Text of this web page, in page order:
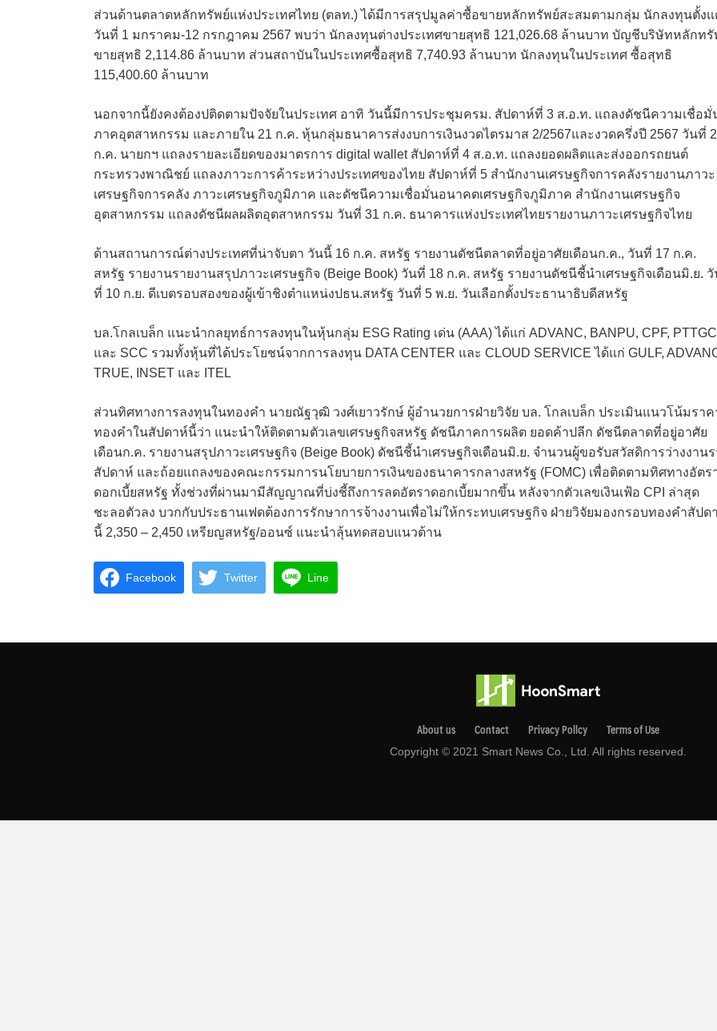
ส่วนด้านตลาดหลักทรัพย์แห่งประเทศไทย (ตลท.) ได้มีการสรุปมูลค่าซื้อขายหลักทรัพย์สะสมตามกลุ่ม นักลงทุนตั้งแ
วันที่ 1 มกราคม-12 กรกฎาคม 2567 พบว่า นักลงทุนต่างประเทศขายสุทธิ 121,026.68 ล้านบาท บัญชีบริษัทหลักทรั
ขายสุทธิ 2,114.86 ล้านบาท ส่วนสถาบันในประเทศซื้อสุทธิ 7,740.93 ล้านบาท นักลงทุนในประเทศ ซื้อสุทธิ
115,400.60 ล้านบาท
นอกจากนี้ยังคงต้องปติดตามปัจจัยในประเทศ อาทิ วันนี้มีการประชุมครม. สัปดาห์ที่ 3 ส.อ.ท. แถลงดัชนีความเชื่อมั่
ภาคอุตสาหกรรม และภายใน 21 ก.ค. หุ้นกลุ่มธนาคารส่งงบการเงินงวดไตรมาส 2/2567และงวดครึ่งปี 2567 วันที่
ก.ค. นายกฯ แถลงรายละเอียดของมาตรการ digital wallet สัปดาห์ที่ 4 ส.อ.ท. แถลงยอดผลิตและส่งออกรถยนต์
กระทรวงพาณิชย์ แถลงภาวะการค้าระหว่างประเทศของไทย สัปดาห์ที่ 5 สำนักงานเศรษฐกิจการคลังรายงานภาวะ
เศรษฐกิจการคลัง ภาวะเศรษฐกิจภูมิภาค และดัชนีความเชื่อมั่นอนาคตเศรษฐกิจภูมิภาค สำนักงานเศรษฐกิจ
อุตสาหกรรม แถลงดัชนีผลผลิตอุตสาหกรรม วันที่ 31 ก.ค. ธนาคารแห่งประเทศไทยรายงานภาวะเศรษฐกิจไทย
ด้านสถานการณ์ต่างประเทศที่น่าจับตา วันนี้ 16 ก.ค. สหรัฐ รายงานดัชนีตลาดที่อยู่อาศัยเดือนก.ค., วันที่ 17 ก.ค.
สหรัฐ รายงานรายงานสรุปภาวะเศรษฐกิจ (Beige Book) วันที่ 18 ก.ค. สหรัฐ รายงานดัชนีชี้นำเศรษฐกิจเดือนมิ.ย.
ที่ 10 ก.ย. ดีเบตรอบสองของผู้เข้าชิงตำแหน่งปธน.สหรัฐ วันที่ 5 พ.ย. วันเลือกตั้งประธานาธิบดีสหรัฐ
บล.โกลเบล็ก แนะนำกลยุทธ์การลงทุนในหุ้นกลุ่ม ESG Rating เด่น (AAA) ได้แก่ ADVANC, BANPU, CPF, PTTGC
และ SCC รวมทั้งหุ้นที่ได้ประโยชน์จากการลงทุน DATA CENTER และ CLOUD SERVICE ได้แก่ GULF,
TRUE, INSET และ ITEL
ส่วนทิศทางการลงทุนในทองคำ นายณัฐวุฒิ วงศ์เยาวรักษ์ ผู้อำนวยการฝ่ายวิจัย บล. โกลเบล็ก ประเมินแนวโน้มราค
ทองคำในสัปดาห์นี้ว่า แนะนำให้ติดตามตัวเลขเศรษฐกิจสหรัฐ ดัชนีภาคการผลิต ยอดค้าปลีก ดัชนีตลาดที่อยู่อาศัย
เดือนก.ค. รายงานสรุปภาวะเศรษฐกิจ (Beige Book) ดัชนีชี้นำเศรษฐกิจเดือนมิ.ย. จำนวนผู้ขอรับสวัสดิการว่างงานร
สัปดาห์ และถ้อยแถลงของคณะกรรมการนโยบายการเงินของธนาคารกลางสหรัฐ (FOMC) เพื่อติดตามทิศทางอัตร
ดอกเบี้ยสหรัฐ ทั้งช่วงที่ผ่านมามีสัญญาณที่บ่งชี้ถึงการลดอัตราดอกเบี้ยมากขึ้น หลังจากตัวเลขเงินเฟ้อ CPI ล่าสุด
ชะลอตัวลง บวกกับประธานเฟดต้องการรักษาการจ้างงานเพื่อไม่ให้กระทบเศรษฐกิจ ฝ่ายวิจัยมองกรอบทองคำสัปด
นี้ 2,350 – 2,450 เหรียญสหรัฐ/ออนซ์ แนะนำลุ้นทดสอบแนวต้าน
Facebook Twitter Line
About us Contact Privacy Pollcy Terms of Use
Copyright © 2021 Smart News Co., Ltd. All rights reserved.